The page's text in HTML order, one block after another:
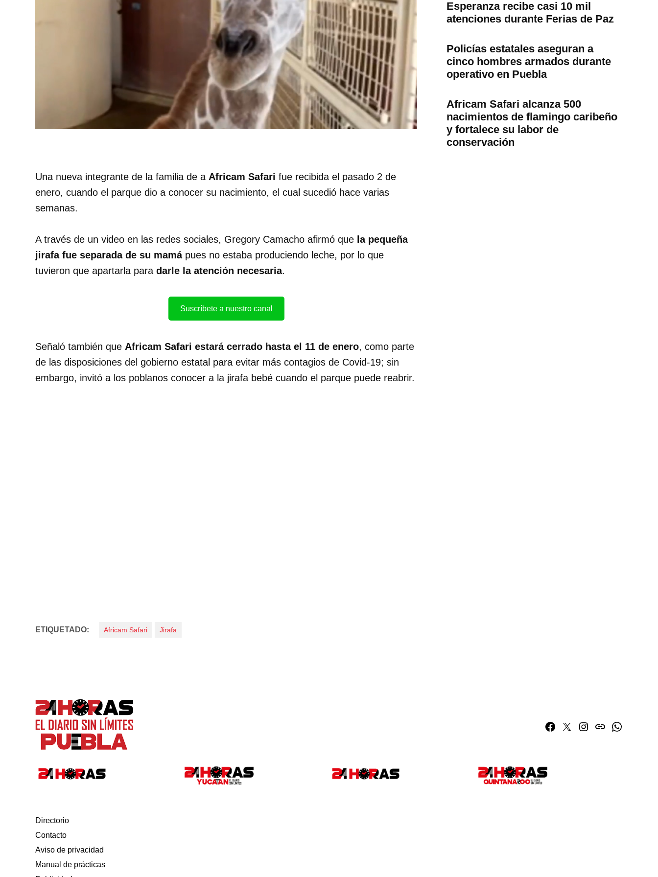
Una nueva integrante de la familia de a Africam Safari fue recibida el pasado 2 de
enero, cuando el parque dio a conocer su nacimiento, el cual sucedió hace varias
semanas.
A través de un video en las redes sociales, Gregory Camacho afirmó que la pequeña
jirafa fue separada de su mamápues no estaba produciendo leche, por lo que
tuvieron que apartarla para darle la atención necesaria.
Suscríbete a nuestro canal
Señaló también que Africam Safari estará cerrado hasta el 11 de enero, como parte
de las disposiciones del gobierno estatal para evitar más contagios de Covid-19; sin
embargo, invitó a los poblanos conocer a la jirafa bebé cuando el parque puede reabrir.
ETIQUETADO: Africam Safari Jirafa
Esperanza recibe casi 10 mil
atenciones durante Ferias de Paz
Policías estatales aseguran a
cinco hombres armados durante
operativo en Puebla
Africam Safari alcanza 500
nacimientos de flamingo caribeño
y fortalece su labor de
conservación
Facebook
TwitterInstagram
issuuWhatsapp
Directorio
Contacto
Aviso de privacidad
Manual de prácticas